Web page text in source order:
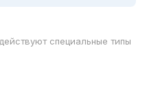
специальные типы